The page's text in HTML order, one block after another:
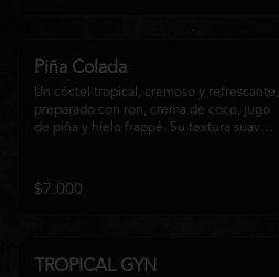
Piña Colada
Un cóctel tropical, cremoso y refrescante,
preparado con ron, crema de coco, jugo
de piña y hielo frappé. Su textura suave y
disfrutar de un momento de relajo o
acompañar la experiencia gastronómica
$7.000
TROPICAL GYN